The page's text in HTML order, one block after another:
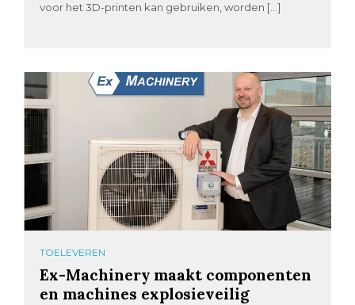
voor het 3D-printen kan gebruiken, worden […]
TOELEVEREN
Ex-Machinery maakt componenten
en machines explosieveilig